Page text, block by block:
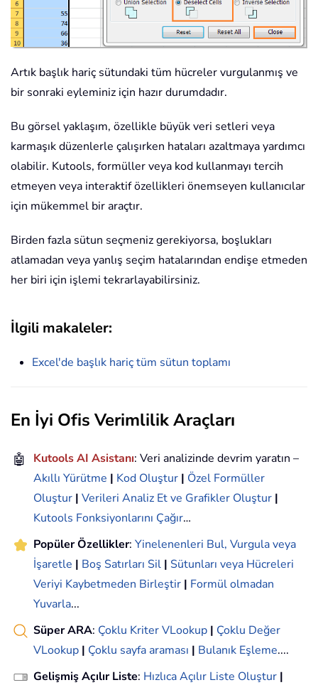
Artık başlık hariç sütundaki tüm hücreler vurgulanmış ve
bir sonraki eyleminiz için hazır durumdadır.
Bu görsel yaklaşım, özellikle büyük veri setleri veya
karmaşık düzenlerle çalışırken hataları azaltmaya yardımcı
olabilir. Kutools, formüller veya kod kullanmayı tercih
etmeyen veya interaktif özellikleri önemseyen kullanıcılar
için mükemmel bir araçtır.
Birden fazla sütun seçmeniz gerekiyorsa, boşlukları
atlamadan veya yanlış seçim hatalarından endişe etmeden
her biri için işlemi tekrarlayabilirsiniz.
İlgili makaleler:
Excel'de başlık hariç tüm sütun toplamı
En İyi Ofis Verimlilik Araçları
🤖 Kutools AI Asistanı: Veri analizinde devrim yaratın –
Akıllı Yürütme | Kod Oluştur | Özel Formüller
Oluştur | Verileri Analiz Et ve Grafikler Oluştur |
Kutools Fonksiyonlarını Çağır…
Popüler Özellikler: Yinelenenleri Bul, Vurgula veya
İşaretle | Boş Satırları Sil | Sütunları veya Hücreleri
Veriyi Kaybetmeden Birleştir | Formül olmadan
Yuvarla...
Süper ARA: Çoklu Kriter VLookup | Çoklu Değer
VLookup | Çoklu sayfa araması | Bulanık Eşleme....
Gelişmiş Açılır Liste: Hızlıca Açılır Liste Oluştur |